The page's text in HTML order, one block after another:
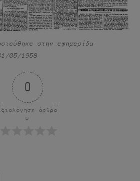
στην εφημερίδα
05/1958
0
άρθρο
υ